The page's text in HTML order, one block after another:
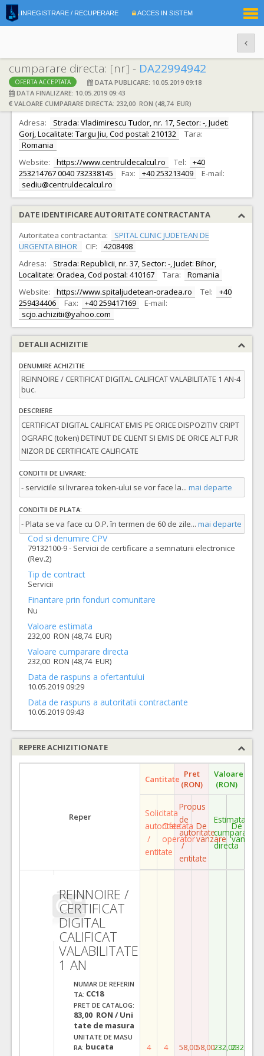
INREGISTRARE / RECUPERARE ACCES IN SISTEM
cumparare directa: [nr] - DA22994942
OFERTA ACCEPTATA
DATA PUBLICARE: 10.05.2019 09:18
DATA FINALIZARE: 10.05.2019 09:43
VALOARE CUMPARARE DIRECTA: 232,00 RON (48,74 EUR)
DATE IDENTIFICARE OFERTANT
Ofertant: S.C. CENTRUL DE CALCUL S.A. CIF: 2163993
Adresa:
Strada: Vladimirescu Tudor, nr. 17, Sector: -, Judet:
Gorj, Localitate: Targu Jiu, Cod postal: 210132
Tara:
Romania
Website:
https://www.centruldecalcul.ro Tel:
+40
253214767 0040 732338145
Fax: +40 253213409
E-mail:
sediu@centruldecalcul.ro
DATE IDENTIFICARE AUTORITATE CONTRACTANTA
Autoritatea contractanta:
SPITAL CLINIC JUDETEAN DE
URGENTA BIHOR
CIF:
4208498
Adresa:
Strada: Republicii, nr. 37, Sector: -, Judet: Bihor,
Localitate: Oradea, Cod postal: 410167
Tara:
Romania
Website:
https://www.spitaljudetean-oradea.ro Tel:
+40
259434406
Fax: +40 259417169
E-mail:
scjo.achizitii@yahoo.com
DETALII ACHIZITIE
DENUMIRE ACHIZITIE
REINNOIRE / CERTIFICAT DIGITAL CALIFICAT VALABILITATE 1 AN-4
buc.
DESCRIERE
CERTIFICAT DIGITAL CALIFICAT EMIS PE ORICE DISPOZITIV CRIPT
OGRAFIC (token) DETINUT DE CLIENT SI EMIS DE ORICE ALT FUR
NIZOR DE CERTIFICATE CALIFICATE
CONDITII DE LIVRARE:
- serviciile si livrarea token-ului se vor face la... mai departe
CONDITII DE PLATA:
- Plata se va face cu O.P. în termen de 60 de zile... mai departe
Cod si denumire CPV
79132100-9 - Servicii de certificare a semnaturii electronice
(Rev.2)
Tip de contract
Servicii
Finantare prin fonduri comunitare
Nu
Valoare estimata
232,00 RON (48,74 EUR)
Valoare cumparare directa
232,00 RON (48,74 EUR)
Data de raspuns a ofertantului
10.05.2019 09:29
Data de raspuns a autoritatii contractante
10.05.2019 09:43
REPERE ACHIZITIONATE
Reper
Cantitate Pret
(RON)
Valoare
(RON)
Solicitata
autoritate
/
entitate
Ofertata
operator
Propus
de
autoritate
/
entitate
De
vanzare
Estimata
cumparare
directa
De
vanzare
REINNOIRE /
CERTIFICAT
DIGITAL
CALIFICAT
VALABILITATE
1 AN
NUMAR DE REFERIN
TA: CC18
PRET DE CATALOG:
83,00 RON / Uni
tate de masura
UNITATE DE MASU
RA: bucata 4 4 58,0058,00232,00232,00